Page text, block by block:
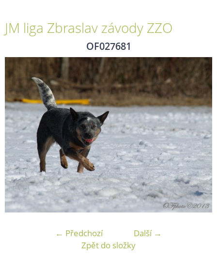
JM liga Zbraslav závody ZZO
OF027681
← Předchozí
Další →
Zpět do složky